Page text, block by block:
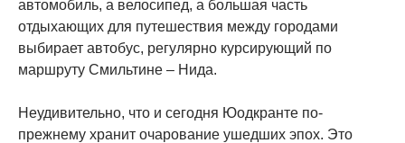
автомобиль, а велосипед, а большая часть
отдыхающих для путешествия между городами
выбирает автобус, регулярно курсирующий по
маршруту Смильтине – Нида.
Неудивительно, что и сегодня Юодкранте по-
прежнему хранит очарование ушедших эпох. Это